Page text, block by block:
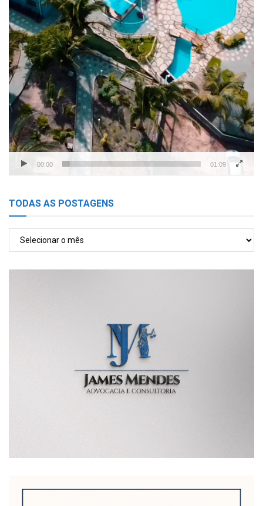
00:00 01:09
TODAS AS POSTAGENS